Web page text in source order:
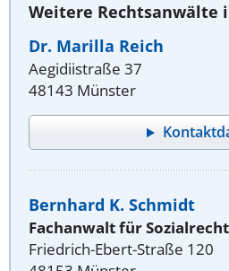
Weitere Rechtsanwälte
Dr. Marilla Reich
Aegidiistraße 37
48143 Münster
Bernhard K. Schmidt
Fachanwalt für Sozialrecht
Friedrich-Ebert-Straße 120